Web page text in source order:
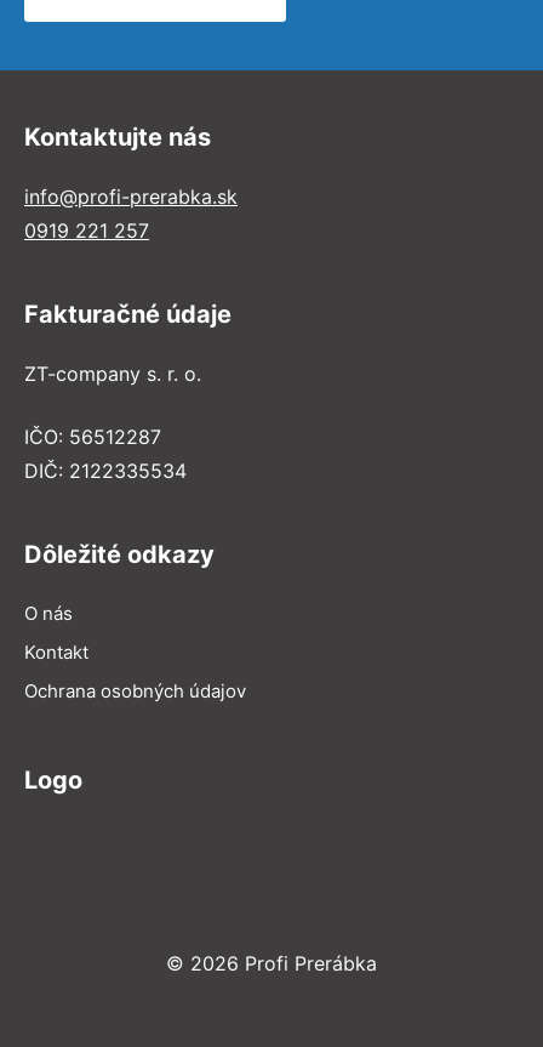
Kontaktujte nás
info@profi-prerabka.sk
0919 221 257
Fakturačné údaje
ZT-company s. r. o.
IČO: 56512287
DIČ: 2122335534
Dôležité odkazy
O nás
Kontakt
Ochrana osobných údajov
Logo
© 2026 Profi Prerábka